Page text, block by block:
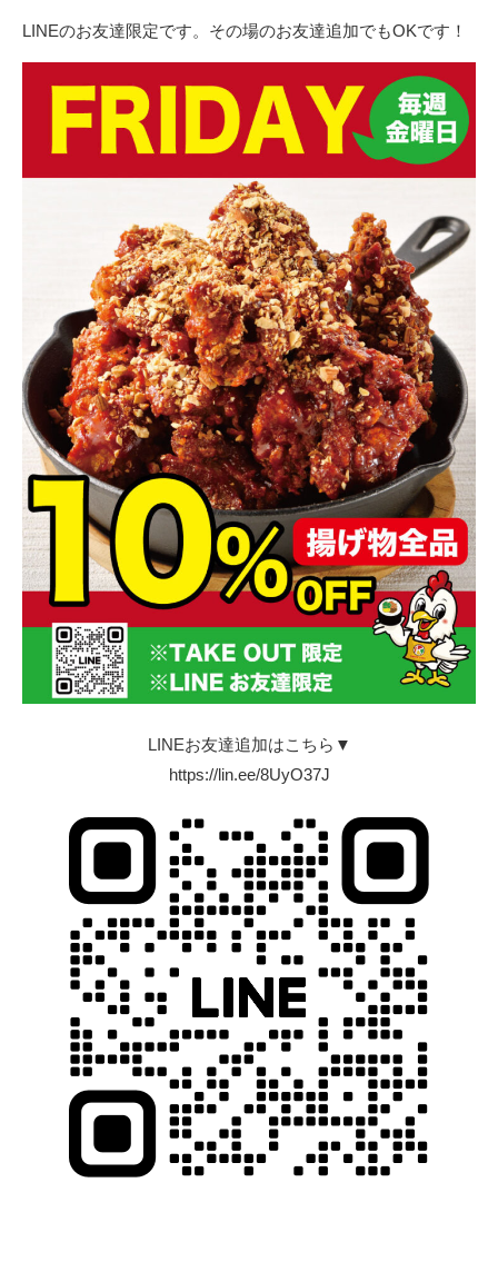
LINEのお友達限定です。その場のお友達追加でもOKです！
LINEお友達追加はこちら▼
https://lin.ee/8UyO37J